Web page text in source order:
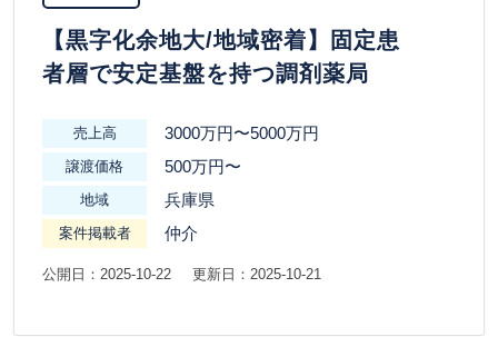
【黒字化余地大/地域密着】固定患
者層で安定基盤を持つ調剤薬局
売上高 3000万円〜5000万円
譲渡価格 500万円〜
地域 兵庫県
案件掲載者 仲介
公開日：2025-10-22 更新日：2025-10-21